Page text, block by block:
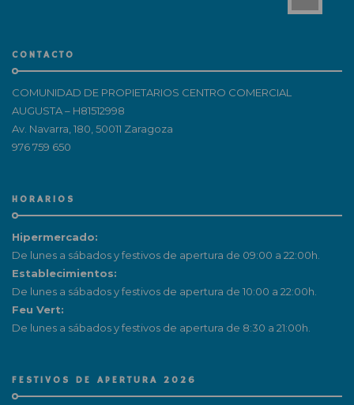
CONTACTO
COMUNIDAD DE PROPIETARIOS CENTRO COMERCIAL
AUGUSTA – H81512998
Av. Navarra, 180, 50011 Zaragoza
976 759 650
HORARIOS
Hipermercado:
De lunes a sábados y festivos de apertura de 09:00 a 22:00h.
Establecimientos:
De lunes a sábados y festivos de apertura de 10:00 a 22:00h.
Feu Vert:
De lunes a sábados y festivos de apertura de 8:30 a 21:00h.
FESTIVOS DE APERTURA 2026